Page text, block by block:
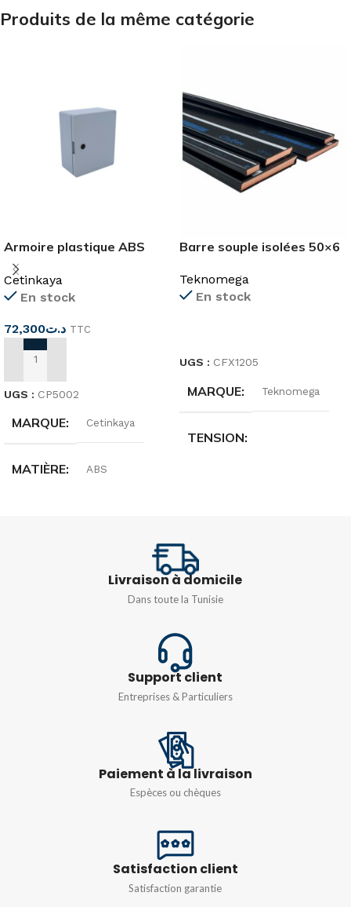
Produits de la même catégorie
Armoire plastique ABS
230X330X130
Cetinkaya
En stock
د.ت72,300 TTC
AJOUTER AU PANIER
UGS : CP5002
MARQUE Cetinkaya
MATIÈRE ABS
Barre souple isolées 50×6
Teknomega
En stock
UGS : CFX1205
MARQUE Teknomega
TENSION
Livraison à domicile
Dans toute la Tunisie
Support client
Entreprises & Particuliers
Paiement à la livraison
Espèces ou chèques
Satisfaction client
Satisfaction garantie